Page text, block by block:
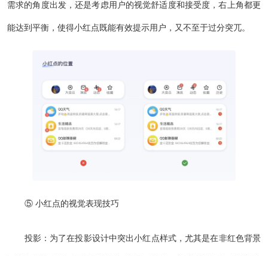
需求的角度出发，还是考虑用户的视觉舒适度和接受度，右上角都更
能达到平衡，使得小红点既能有效提示用户，又不至于过分突兀。
⑤ 小红点的视觉表现技巧
投影：为了在投影设计中突出小红点样式，尤其是在非红色背景